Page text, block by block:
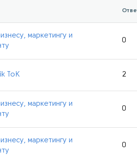
маркетингу и
0
ToK 2
маркетингу и
0
маркетингу и
0